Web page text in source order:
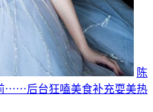
陈
⋯⋯后台狂嗑美食补充耍美热